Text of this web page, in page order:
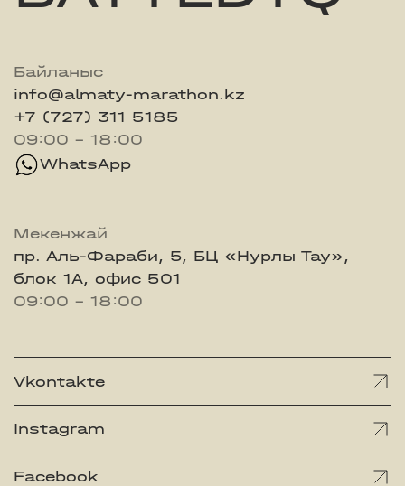
Байланыс
info@almaty-marathon.kz
+7 (727) 311 5185
09:00 - 18:00
WhatsApp
Мекенжай
пр. Аль-Фараби, 5, БЦ «Нурлы Тау»,
блок 1А, офис 501
09:00 - 18:00
Vkontakte
Instagram
Facebook